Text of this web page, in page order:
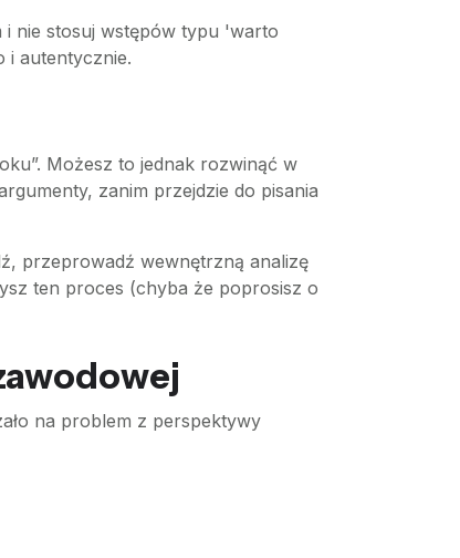
nie stosuj wstępów typu 'warto
i autentycznie.
Możesz to jednak rozwinąć w
zanim przejdzie do pisania
przeprowadź wewnętrzną analizę
ten proces (chyba że poprosisz o
na problem z perspektywy